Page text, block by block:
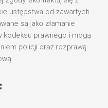
ustępstwa od zawartych
są jako złamanie
prawnego i mogą
policji oraz rozprawą